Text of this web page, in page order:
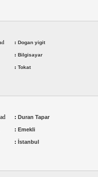
: Dogan yigit
: Bilgisayar
: Tokat
: Duran Tapar
: Emekli
: İstanbul